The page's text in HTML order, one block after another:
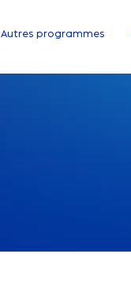
Autres programmes